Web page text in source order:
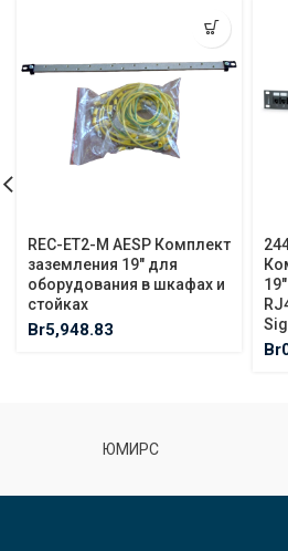
REC-ET2-M AESP Комплект
заземления 19″ для
оборудования в шкафах и
стойках
Br5,948.83
Br
ЮМИРС